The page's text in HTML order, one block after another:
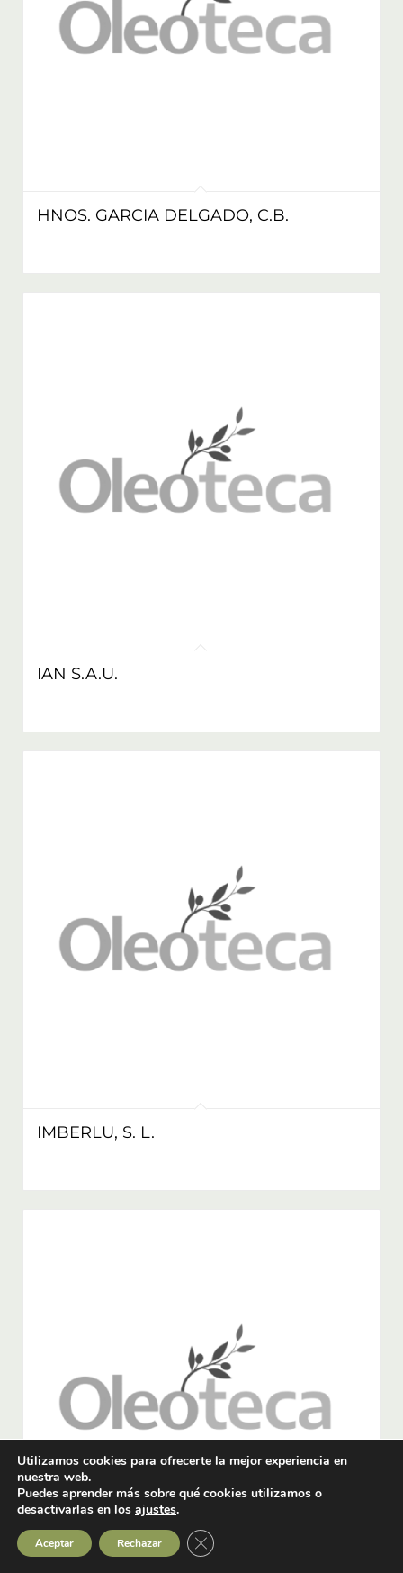
HNOS. GARCIA DELGADO, C.B.
IAN S.A.U.
IMBERLU, S. L.
Utilizamos cookies para ofrecerte la mejor experiencia en
nuestra web.
Puedes aprender más sobre qué cookies utilizamos o
desactivarlas en los ajustes.
Aceptar Rechazar Cerrar el banner de cookies RGPD